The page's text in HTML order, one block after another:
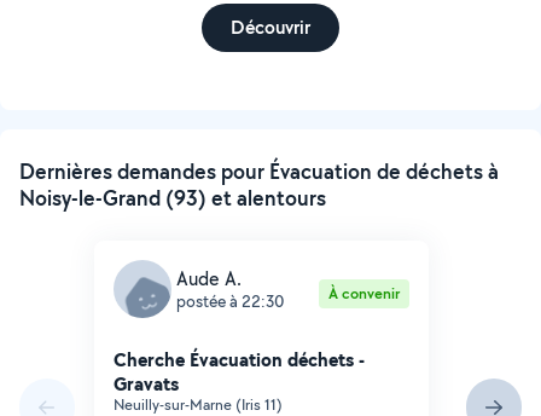
Découvrir
Dernières demandes pour Évacuation de déchets à
Noisy-le-Grand (93) et alentours
Aude A.
postée à 22:30 À convenir
Cherche Évacuation déchets -
Gravats
Neuilly-sur-Marne (Iris 11)